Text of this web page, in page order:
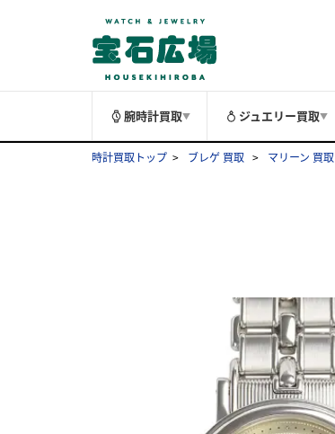
腕時計買取▼ ジュエリー買取▼
時計買取トップ ブレゲ 買取 マリーン 買取